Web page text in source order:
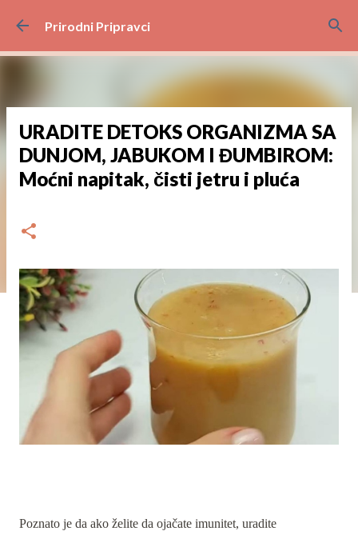
Preskoči na glavni sadržaj
Prirodni Pripravci
URADITE DETOKS ORGANIZMA SA
DUNJOM, JABUKOM I ĐUMBIROM:
Moćni napitak, čisti jetru i pluća
Poznato je da ako želite da ojačate imunitet, uradite